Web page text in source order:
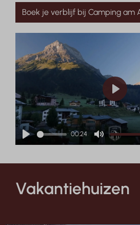
Boek je verblijf bij Camping am
Play
00:24
Mute
Play
Vakantiehuizen